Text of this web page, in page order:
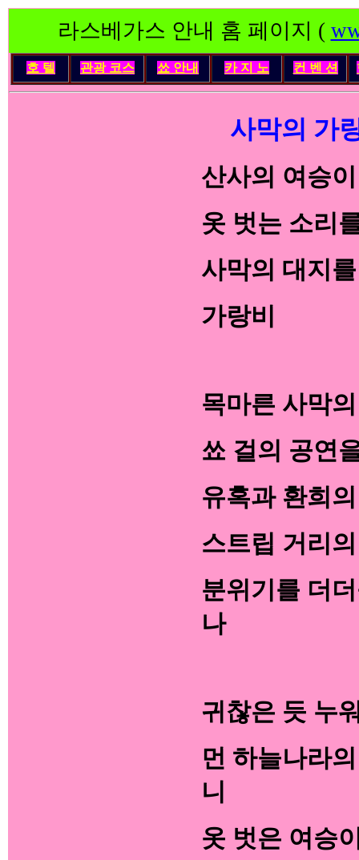
라스베가스 안내 홈 페이지 (
호 텔 관광 코스 쑈 안내 카 지 노 컨 벤 션
사막의 가
산사의 여승이
옷 벗는 소리
사막의 대지
가랑비
목마른 사막
쑈 걸의 공연
유혹과 환희
스트립 거리
분위기를 더
나
귀찮은 듯 누
먼 하늘나라
니
옷 벗은 여승